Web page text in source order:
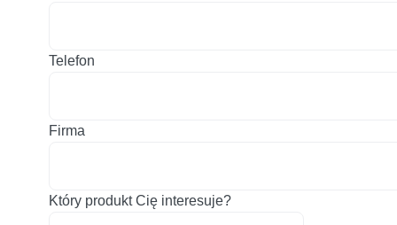
Telefon
Firma
Który produkt Cię interesuje?